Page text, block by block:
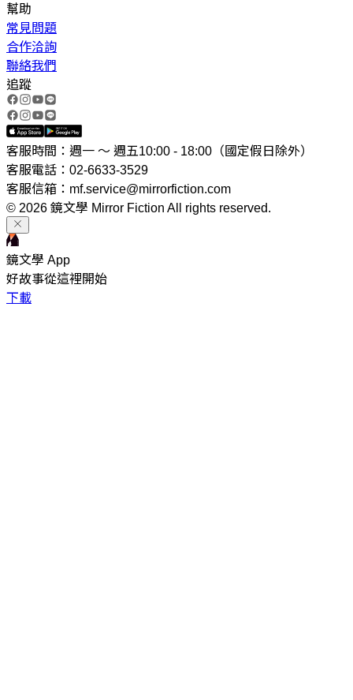
幫助
常見問題
合作洽詢
聯絡我們
追蹤
客服時間：週一 ～ 週五10:00 - 18:00（國定假日除外）
客服電話：02-6633-3529
客服信箱：mf.service@mirrorfiction.com
© 2026 鏡文學 Mirror Fiction All rights reserved.
鏡文學 App
好故事從這裡開始
下載